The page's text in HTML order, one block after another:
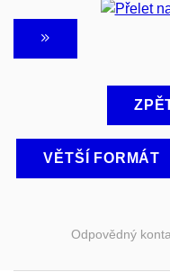
VĚTŠÍ FORMÁT
Odpovědný